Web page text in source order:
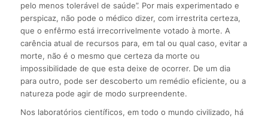
pelo menos tolerável de saúde”. Por mais experimentado e
perspicaz, não pode o médico dizer, com irrestrita certeza,
que o enfêrmo está irrecorrivelmente votado à morte. A
carência atual de recursos para, em tal ou qual caso, evitar a
morte, não é o mesmo que certeza da morte ou
impossibilidade de que esta deixe de ocorrer. De um dia
para outro, pode ser descoberto um remédio eficiente, ou a
natureza pode agir de modo surpreendente.
Nos laboratórios científicos, em todo o mundo civilizado, há